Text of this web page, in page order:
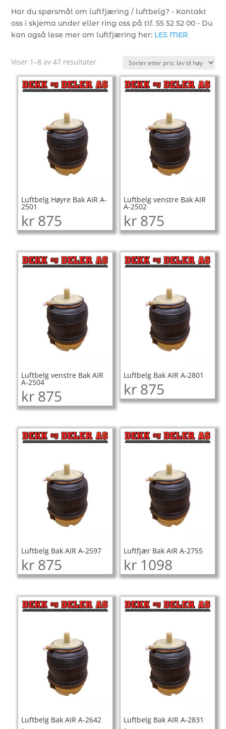
Har du spørsmål om luftfjæring / luftbelg? - Kontakt
oss i skjema under eller ring oss på tlf. 55 52 52 00 - Du
kan også lese mer om luftfjæring her: LES MER
Viser 1–8 av 47 resultaterSortert
etter
pris:
Luftbelg Høyre Bak AIR A-
2501
kr 875
Luftbelg venstre Bak AIR
A-2502
kr875
Luftbelg venstre Bak AIR
A-2504
kr 875
Luftbelg Bak AIR A-2801
kr875
Luftbelg Bak AIR A-2597
kr 875
Luftfjær Bak AIR A-2755
kr1098
Luftbelg Bak AIR A-2642 Luftbelg Bak AIR A-2831